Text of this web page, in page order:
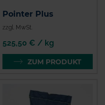
Pointer Plus
zzgl. MwSt.
525,50 € / kg
ZUM PRODUKT